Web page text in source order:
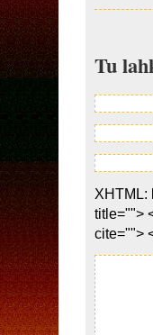
Tu
XHTML:
title="">
cite="">